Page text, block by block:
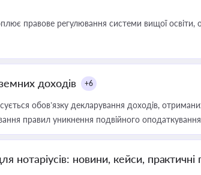
правове регулювання системи вищої освіти,
доходів +6
обов’язку декларування доходів,
правил уникнення подвійного оподаткування
нотаріусів: новини, кейси, практичні